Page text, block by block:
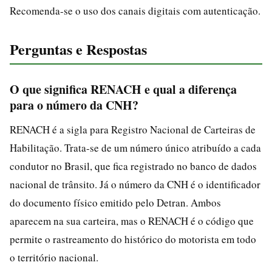
Recomenda-se o uso dos canais digitais com autenticação.
Perguntas e Respostas
O que significa RENACH e qual a diferença
para o número da CNH?
RENACH é a sigla para Registro Nacional de Carteiras de
Habilitação. Trata-se de um número único atribuído a cada
condutor no Brasil, que fica registrado no banco de dados
nacional de trânsito. Já o número da CNH é o identificador
do documento físico emitido pelo Detran. Ambos
aparecem na sua carteira, mas o RENACH é o código que
permite o rastreamento do histórico do motorista em todo
o território nacional.